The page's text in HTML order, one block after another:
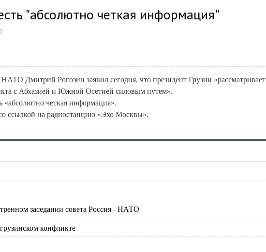
"абсолютно четкая информация"
Дмитрий Рогозин заявил сегодня, что президент Грузии «рассматривает
с Абхазией и Южной Осетией силовым путем».
«абсолютно четкая информация».
ссылкой на радиостанцию «Эхо Москвы».
заседании совета Россия - НАТО
конфликте